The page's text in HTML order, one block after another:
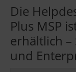
Die
Plus MSP
erhältlich –
und